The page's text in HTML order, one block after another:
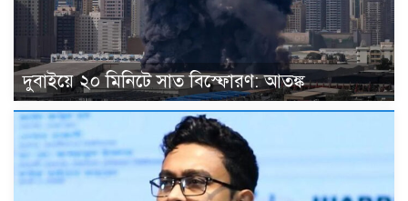
দুবাইয়ে ২০ মিনিটে সাত বিস্ফোরণ: আতঙ্ক